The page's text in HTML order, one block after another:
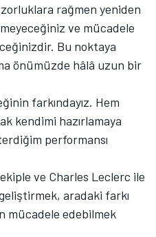
zorluklara rağmen yeniden
ve mücadele
Bu noktaya
önümüzde hâlâ uzun bir
farkındayız. Hem
kendimi hazırlamaya
performansı
ve Charles Leclerc ile
aradaki farkı
mücadele edebilmek